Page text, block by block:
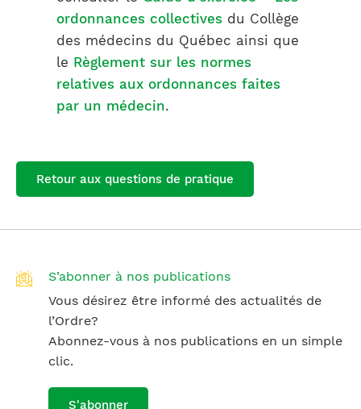
ordonnances collectives du Collège
des médecins du Québec ainsi que
le Règlement sur les normes
relatives aux ordonnances faites
par un médecin.
Retour aux questions de pratique
S’abonner à nos publications
Vous désirez être informé des actualités de
l’Ordre?
Abonnez-vous à nos publications en un simple
clic.
S'abonner